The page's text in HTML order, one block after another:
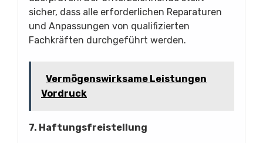
sicher, dass alle erforderlichen Reparaturen
und Anpassungen von qualifizierten
Fachkräften durchgeführt werden.
Vermögenswirksame Leistungen
Vordruck
7. Haftungsfreistellung